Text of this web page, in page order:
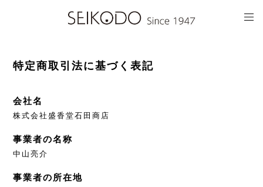
特定商取引法に基づく表記
会社名
株式会社盛香堂石田商店
事業者の名称
中山亮介
事業者の所在地